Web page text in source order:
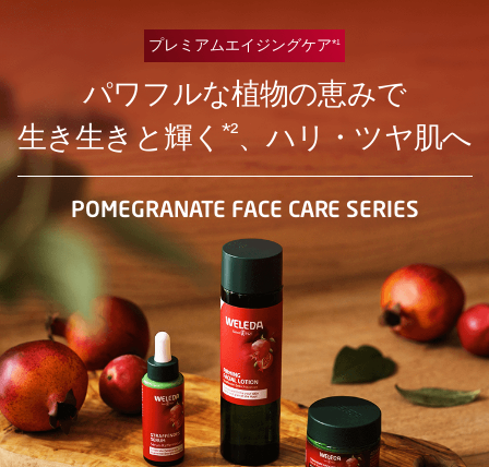
プレミアムエイジングケア*¹
パワフルな植物の恵みで
生き生きと輝く*²、ハリ・ツヤ肌へ
POMEGRANATE FACE CARE SERIES